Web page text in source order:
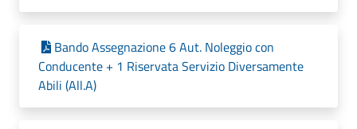
Bando Assegnazione 6 Aut. Noleggio con
Conducente + 1 Riservata Servizio Diversamente
Abili (All.A)